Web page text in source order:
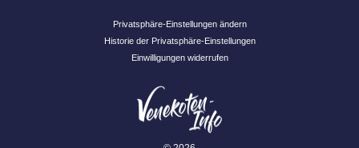
Privatsphäre-Einstellungen ändern
Historie der Privatsphäre-Einstellungen
Einwilligungen widerrufen